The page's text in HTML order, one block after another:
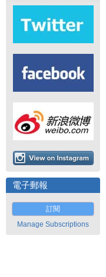
電子郵報
訂閱
Manage Subscriptions